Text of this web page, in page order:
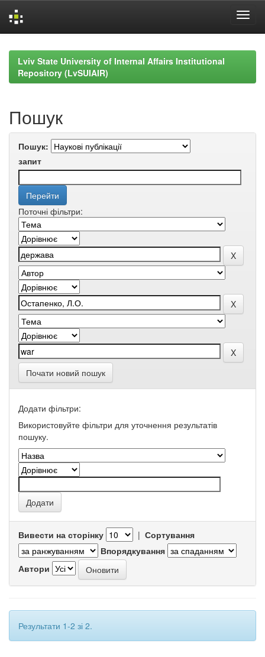
navigationLviv State University of Internal Affairs Institutional
Repository (LvSUIAIR)
Пошук
Пошук:
запит
Поточні фільтри:
Почати новий пошук
Додати фільтри:
Використовуйте фільтри для уточнення результатів
пошуку.
Вивести на сторінку | Сортування
Впорядкування
Автори
Результати 1-2 зі 2.